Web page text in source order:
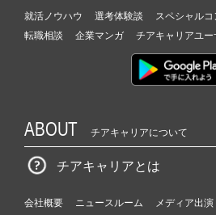
就活ノウハウ 選考体験談 スペシャルコ
転職相談
企業マンガ チアキャリアユー
ABOUT チアキャリアについて
チアキャリアとは
会社概要 ニュースルーム
メディア出